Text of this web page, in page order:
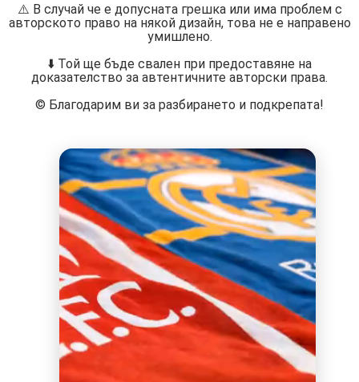
⚠️ В случай че е допусната грешка или има проблем с
авторското право на някой дизайн, това не е направено
умишлено.
⬇️ Той ще бъде свален при предоставяне на
доказателство за автентичните авторски права.
©️ Благодарим ви за разбирането и подкрепата!